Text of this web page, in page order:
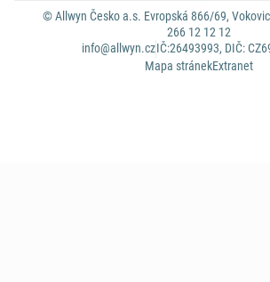
© Allwyn Česko a.s. Evropská 866/69,
266 12 12 12
info@allwyn.czIČ:26493993, DIČ:
Mapa stránekExtranet